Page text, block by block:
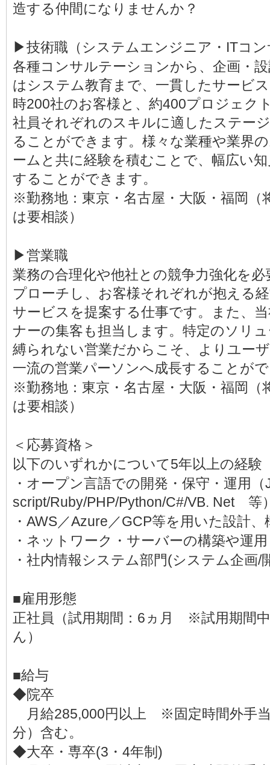
造する仲間になりませんか？
▶技術職（システムエンジニア・ITコ
各種コンサルテーションから、企画・
はシステム教育まで、一貫したサービ
時200社のお客様と、約400プロジェク
社員それぞれのスキルに適したステー
ることができます。様々な業種や業界
ームと共に経験を積むことで、幅広い
することができます。
※勤務地：東京・名古屋・大阪・福岡（
は要相談）
▶営業職
業務の合理化や他社との競争力強化を
プローチし、お客様それぞれが抱える
サービスを提案する仕事です。また、
ナーの集客も担当します。特定のソリ
縛られない営業だからこそ、よりユー
一流の営業パーソンへ成長することが
※勤務地：東京・名古屋・大阪・福岡（
は要相談）
＜応募資格＞
以下のいずれかについて5年以上の経験
・オープン言語での開発・保守・運用
script/Ruby/PHP/Python/C#/VB. Net 等
・AWS／Azure／GCP等を用いた設計、
・ネットワーク・サーバーの構築や運用
・社内情報システム部門(システム企画/
■雇用形態
正社員（試用期間：6ヵ月 ※試用期間
ん）
■給与
◆院卒
月給285,000円以上 ※固定時間外手当
分）含む。
◆大卒・専卒(3・4年制)